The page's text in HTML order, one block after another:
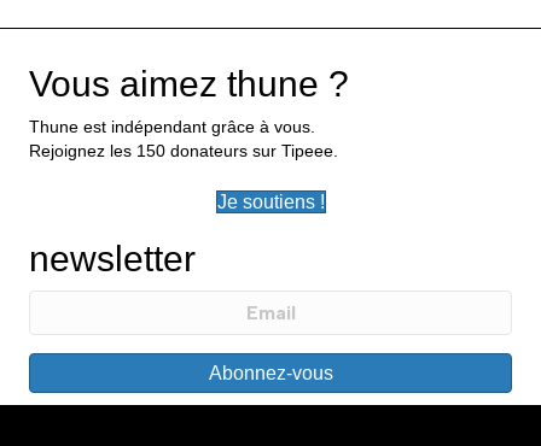
Vous aimez thune ?
Thune est indépendant grâce à vous.
Rejoignez les 150 donateurs sur Tipeee.
Je soutiens !
newsletter
Abonnez-vous